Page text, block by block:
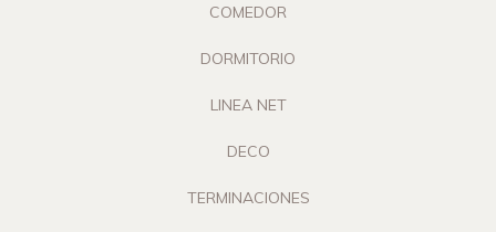
COMEDOR
DORMITORIO
LINEA NET
DECO
TERMINACIONES